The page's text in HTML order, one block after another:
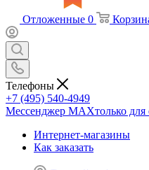
Отложенные 0
Телефоны
+7 (495) 540-4949
Мессенджер МАХтолько
Интернет-магазины
Как заказать